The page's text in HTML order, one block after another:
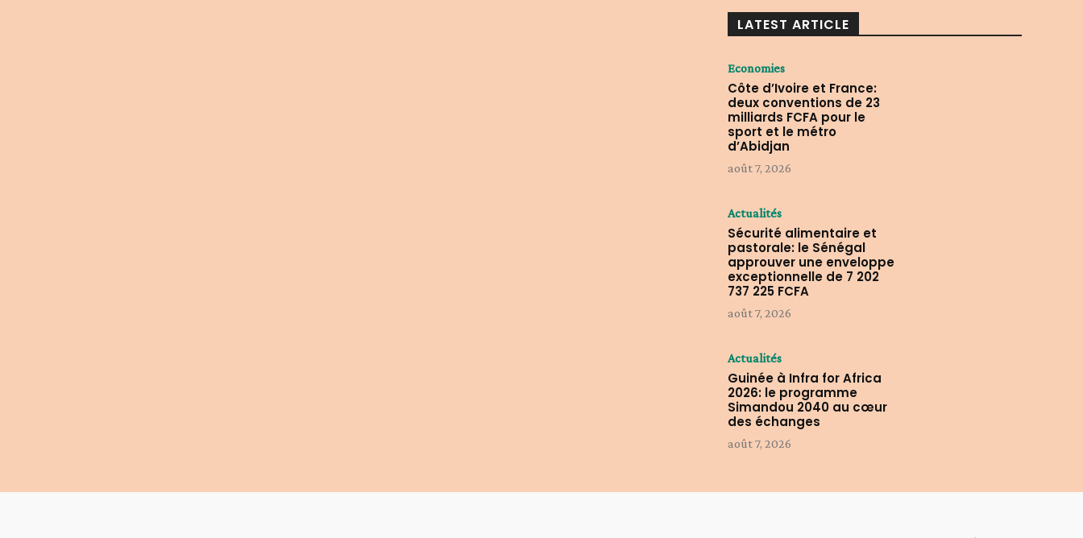
LATEST ARTICLE
Economies
Côte d’Ivoire et France:
deux conventions de 23
milliards FCFA pour le
sport et le métro
d’Abidjan
août 7, 2026
Actualités
Sécurité alimentaire et
pastorale: le Sénégal
approuver une enveloppe
exceptionnelle de 7 202
737 225 FCFA
août 7, 2026
Actualités
Guinée à Infra for Africa
2026: le programme
Simandou 2040 au cœur
des échanges
août 7, 2026